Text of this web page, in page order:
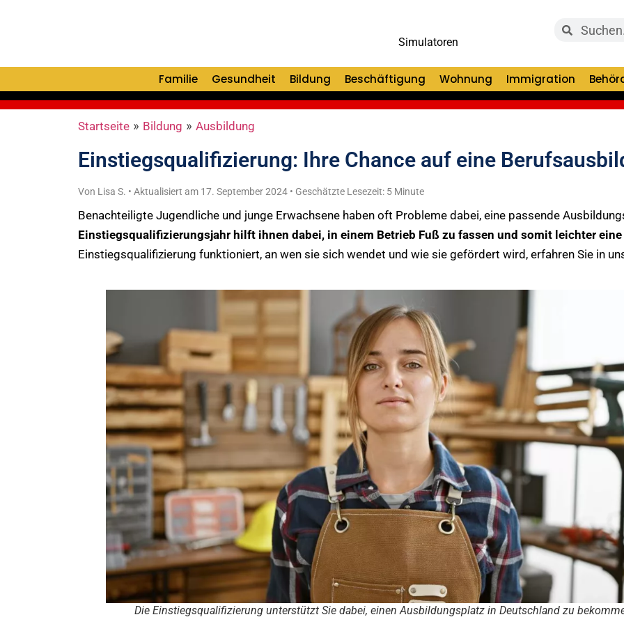
Simulatoren
Familie Gesundheit Bildung Beschäftigung Wohnung Immigration
Startseite » Bildung » Ausbildung
Einstiegsqualifizierung: Ihre Chance auf eine
Von Lisa S. • Aktualisiert am 17. September 2024 • Geschätzte Lesezeit: 5 Minute
Benachteiligte Jugendliche und junge Erwachsene haben oft Probleme dabei, eine passende
Einstiegsqualifizierungsjahr hilft ihnen dabei, in einem Betrieb Fuß zu fassen und somit leichter
Einstiegsqualifizierung funktioniert, an wen sie sich wendet und wie sie gefördert wird, erfahren Sie in
Die Einstiegsqualifizierung unterstützt Sie dabei, einen Ausbildungsplatz in Deutschland zu